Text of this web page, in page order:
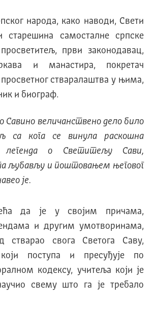
народа, како наводи, Свети
старешина самосталне српске
први законодавац,
и манастира, покретач
стваралаштва у њима,
и биограф.
Савино величанствено дело било
са кога се винула раскошна
легенда о Светитељу Сави,
љубављу и поштовањем његовог
је.
да је у својим причама,
и другим умотворинама,
стварао свога Светога Саву,
поступа и пресуђује по
кодексу, учитеља који је
свему што га је требало